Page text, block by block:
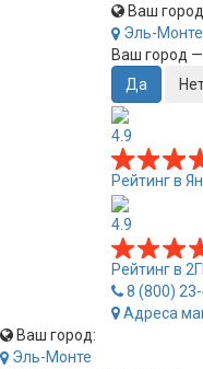
Ваш
Эль-Монте
Ваш город —
4.9
Рейтинг в
4.9
Рейтинг в
8 (800)
Адреса
Ваш город:
Эль-Монте